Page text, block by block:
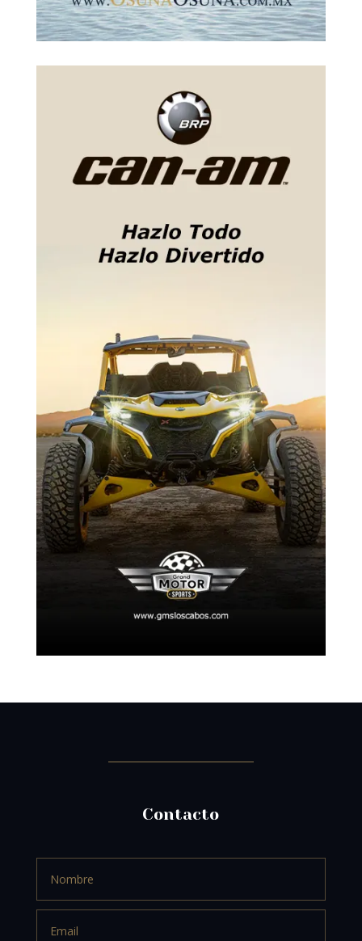
Contacto